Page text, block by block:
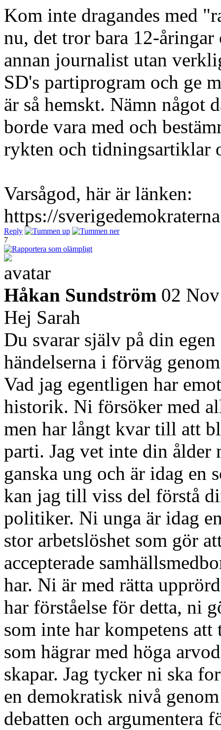
Kom inte dragandes med
nu, det tror bara 12-
annan journalist utan
SD's partiprogram och ge
är så hemskt. Nämn något
borde vara med och
rykten och tidningsartiklar
Varsågod, här är länken:
https://
Reply
7
Håkan Sundström 02
Hej Sarah
Du svarar själv på din
händelserna i förväg
Vad jag egentligen har
historik. Ni försöker med
men har långt kvar till att
parti. Jag vet inte din ålder
ganska ung och är idag en
kan jag till viss del förstå
politiker. Ni unga är idag
stor arbetslöshet som gör
accepterade
har. Ni är med rätta
har förståelse för detta, ni
som inte har kompetens att
som hägrar med höga
skapar. Jag tycker ni ska
en demokratisk nivå
debatten och argumentera